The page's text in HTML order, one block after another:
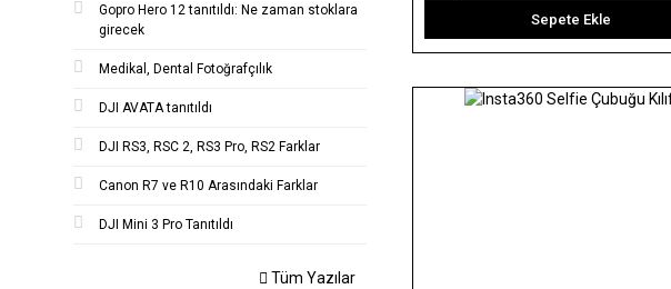
Gopro Hero 12 tanıtıldı: Ne zaman stoklara
girecek
Medikal, Dental Fotoğrafçılık
DJI AVATA tanıtıldı
DJI RS3, RSC 2, RS3 Pro, RS2 Farklar
Canon R7 ve R10 Arasındaki Farklar
DJI Mini 3 Pro Tanıtıldı
Tüm Yazılar
Sepete Ekle